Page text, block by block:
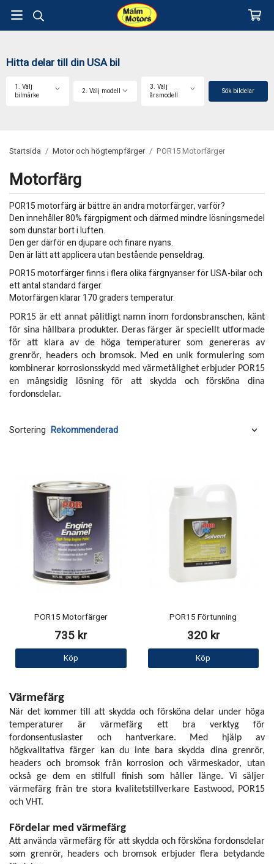
Hitta delar till din USA bil
1. Välj
bilmärke
2. Välj modell
3. Välj
årsmodell
Sök bildelar
Startsida / Motor och högtempfärger / POR15 Motorfärger
Motorfärg
POR15 motorfärgär bättre än andra motorfärger, varför?
Den innehåller 80% färgpigment och därmed mindre lösningsmedel
som dunstar bort i luften.
Den ger därför en djupare och finare nyans.
Den är lätt att applicera utan bestående penseldrag.
POR15 motorfärger finns i flera olika färgnyanser för USA-bilar och
ett antal standard färger.
Motorfärgen klarar 170 graders temperatur.
POR15 är ett annat pålitligt namn inom fordonsbranschen, känt
för sina hållbara produkter. Deras färger är speciellt utformade
för att klara av de höga temperaturer som genereras av
grenrör, headers och bromsok. Med en unik formulering som
kombinerar korrosionsskydd med värmetålighet erbjuder POR15
en mångsidig lösning för att skydda och försköna dina
fordonsdelar.
Sortering
POR15 Motorfärger
735 kr
Köp
POR15 Förtunning
320 kr
Köp
Värmefärg
När det kommer till att skydda och försköna delar under höga
temperaturer är värmefärg ett bra verktyg för
fordonsentusiaster och hantverkare. Med hjälp av
högkvalitativa färger kan du inte bara skydda dina grenrör,
headers och bromsok från korrosion och värmeskador, utan
också ge dem en stilfull finish som håller länge. Vi säljer
värmefärg från tre stora kvalitetstillverkare Eastwood, POR15
och VHT.
Fördelar med värmefärg
Att använda värmefärg för att skydda och försköna fordonsdelar
som grenrör, headers och bromsok erbjuder flera betydande